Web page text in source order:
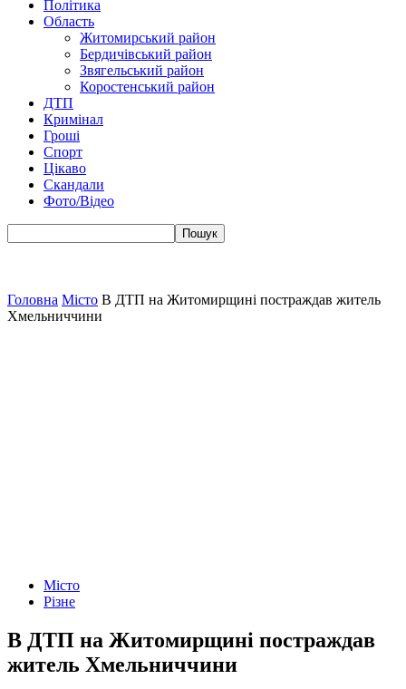
Політика
Область
Житомирський район
Бердичівський район
Звягельський район
Коростенський район
ДТП
Кримінал
Гроші
Спорт
Цікаво
Скандали
Фото/Відео
Головна Місто В ДТП на Житомирщині постраждав житель
Хмельниччини
Місто
Різне
В ДТП на Житомирщині постраждав
житель Хмельниччини